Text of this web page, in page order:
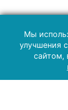
Мы
улучшения
сайтом,